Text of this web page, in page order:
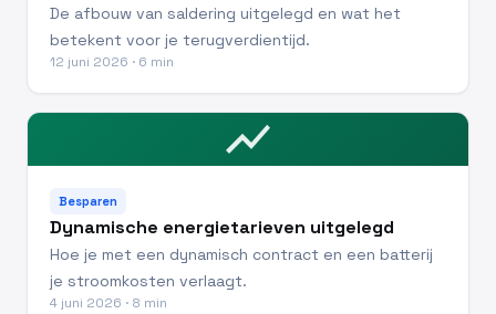
De afbouw van saldering uitgelegd en wat het
betekent voor je terugverdientijd.
12 juni 2026 · 6 min
show_chart
Besparen
Dynamische energietarieven uitgelegd
Hoe je met een dynamisch contract en een batterij
je stroomkosten verlaagt.
4 juni 2026 · 8 min